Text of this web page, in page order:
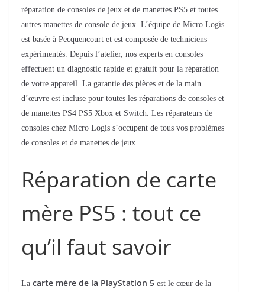
réparation de consoles de jeux et de manettes PS5 et toutes
autres manettes de console de jeux. L’équipe de Micro Logis
est basée à Pecquencourt et est composée de techniciens
expérimentés. Depuis l’atelier, nos experts en consoles
effectuent un diagnostic rapide et gratuit pour la réparation
de votre appareil. La garantie des pièces et de la main
d’œuvre est incluse pour toutes les réparations de consoles et
de manettes PS4 PS5 Xbox et Switch. Les réparateurs de
consoles chez Micro Logis s’occupent de tous vos problèmes
de consoles et de manettes de jeux.
Réparation de carte
mère PS5 : tout ce
qu’il faut savoir
La carte mère de la PlayStation 5 est le cœur de la